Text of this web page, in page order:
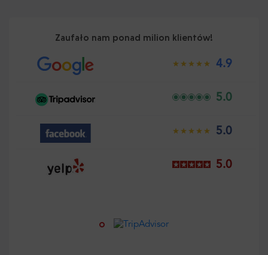
Zaufało nam ponad milion klientów!
4.9
5.0
5.0
5.0